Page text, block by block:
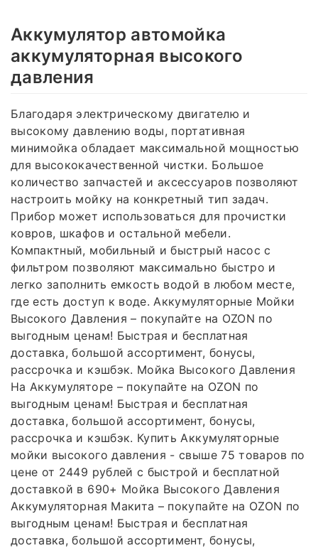
Аккумулятор автомойка
аккумуляторная высокого
давления
Благодаря электрическому двигателю и
высокому давлению воды, портативная
минимойка обладает максимальной мощностью
для высококачественной чистки. Большое
количество запчастей и аксессуаров позволяют
настроить мойку на конкретный тип задач.
Прибор может использоваться для прочистки
ковров, шкафов и остальной мебели.
Компактный, мобильный и быстрый насос с
фильтром позволяют максимально быстро и
легко заполнить емкость водой в любом месте,
где есть доступ к воде. Аккумуляторные Мойки
Высокого Давления – покупайте на OZON по
выгодным ценам! Быстрая и бесплатная
доставка, большой ассортимент, бонусы,
рассрочка и кэшбэк. Мойка Высокого Давления
На Аккумуляторе – покупайте на OZON по
выгодным ценам! Быстрая и бесплатная
доставка, большой ассортимент, бонусы,
рассрочка и кэшбэк. Купить Аккумуляторные
мойки высокого давления - свыше 75 товаров по
цене от 2449 рублей с быстрой и бесплатной
доставкой в 690+ Мойка Высокого Давления
Аккумуляторная Макита – покупайте на OZON по
выгодным ценам! Быстрая и бесплатная
доставка, большой ассортимент, бонусы,